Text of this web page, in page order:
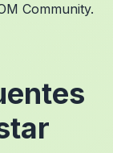
Community.